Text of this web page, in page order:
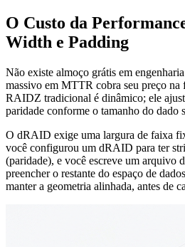
O Custo da
Width e Padding
Não existe almoço grátis em
massivo em MTTR cobra seu preço
RAIDZ tradicional é dinâmico; ele
paridade conforme o tamanho do dado
O dRAID exige uma largura de faixa
você configurou um dRAID para ter
(paridade), e você escreve um arquivo
preencher o restante do espaço de
manter a geometria alinhada, antes de